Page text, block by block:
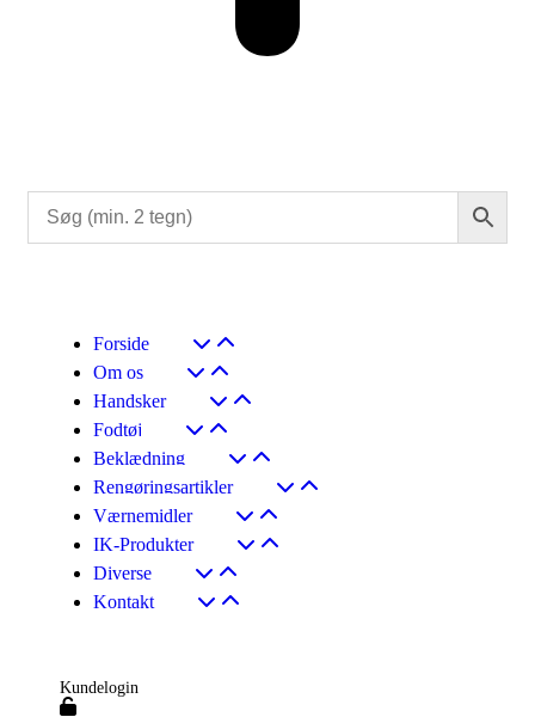
Forside
Om os
Handsker
Fodtøj
Beklædning
Rengøringsartikler
Værnemidler
IK-Produkter
Diverse
Kontakt
Kundelogin